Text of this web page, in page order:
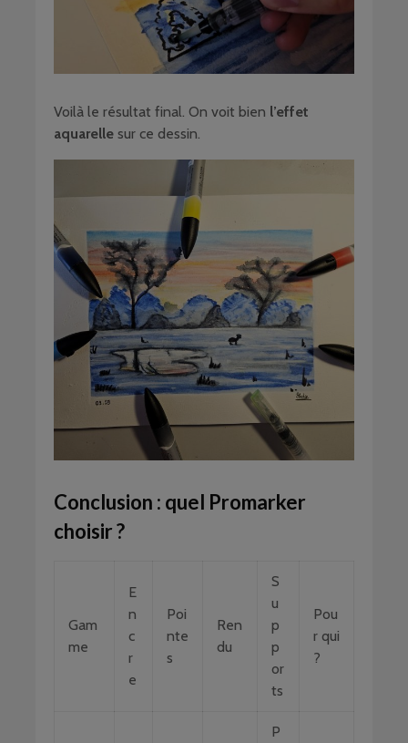
Voilà le résultat final. On voit bien l’effet
aquarelle sur ce dessin.
Conclusion : quel Promarker
choisir ?
Gam
me
E
n
c
r
e
Poi
nte
s
Ren
du
S
u
p
p
or
ts
Pou
r qui
?
P